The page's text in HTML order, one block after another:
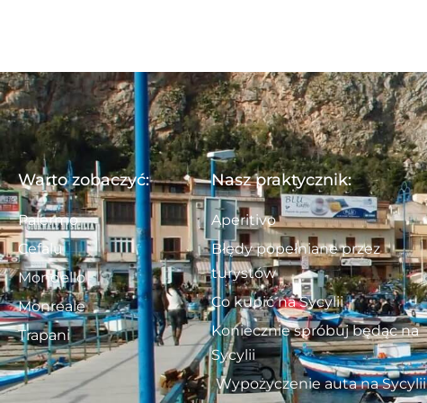
Warto zobaczyć:
Palermo
Cefalu
Mondello
Monreale
Trapani
Nasz praktycznik:
Aperitivo
Błędy popełniane przez
turystów
Co kupić na Sycylii
Koniecznie spróbuj będąc na
Sycylii
Wypożyczenie auta na Sycylii